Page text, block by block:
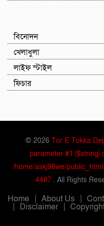
বিনোদন
খেলাধুলা
লাইফ স্টাইল
ফিচার
© 2026 Tor E Tokka
parameter #1 ($string)
/home/askj98we/
4487 . All Rights
Home About Us
Disclaimer